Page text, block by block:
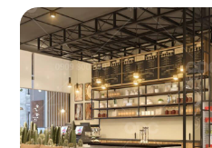
21
HIKARI
Nhà hàng Nhật